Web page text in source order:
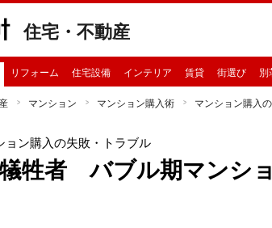
住宅・不動産
リフォーム 住宅設備 インテリア 賃貸 街選び 別
マンション マンション購入術 マンション購入
ョン購入の失敗・トラブル
牲者 バブル期マンシ